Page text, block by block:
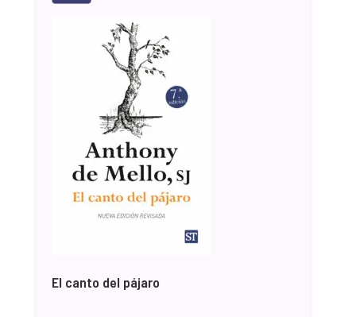
El canto del pájaro